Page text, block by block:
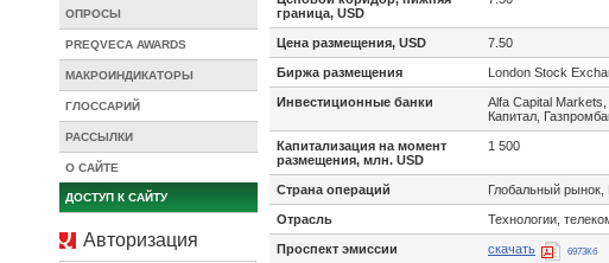
ОПРОСЫ
PREQVECA AWARDS
МАКРОИНДИКАТОРЫ
ГЛОССАРИЙ
РАССЫЛКИ
О САЙТЕ
ДОСТУП К САЙТУ
Авторизация
граница, USD
Цена размещения, USD 7.50
Биржа размещения London Stock
Инвестиционные банки
Alfa Capital
Капитал,
Капитализация на момент
размещения, млн. USD
1 500
Страна операций Глобальный рынок,
Отрасль Технологии,
Проспект эмиссии скачать 6973Кб